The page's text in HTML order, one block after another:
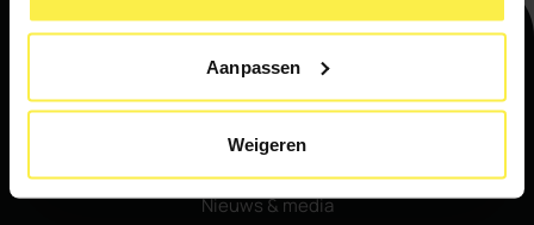
Aanpassen
Weigeren
Home
Nieuws & media